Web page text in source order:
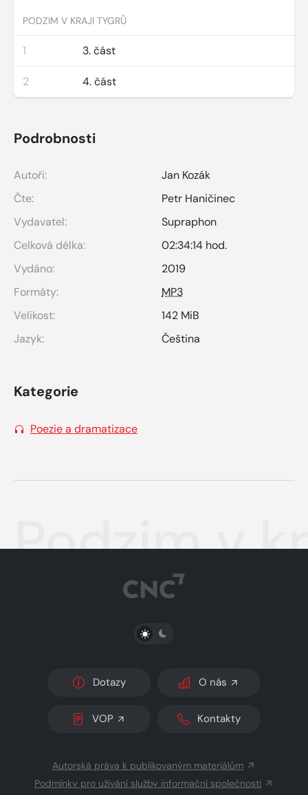
PODZIM V KRAJI TYGRŮ
1 3. část
2 4. část
Podrobnosti
Autoři:
Jan Kozák
Čte:
Petr Haničinec
Vydavatel:
Supraphon
Celková délka:
02:34:14 hod.
Vydáno:
2019
Formáty:
MP3
Velikost:
142 MiB
Jazyk:
Čeština
Kategorie
Poezie a dramatizace
Podzim v
PŘEPNOUT SVĚTLÝ/TMAVÝ REŽIM
Dotazy O nás
VOP Kontakty
Autorská práva k publikovaným materiálům
Podmínky pro užívání služby informační společnosti